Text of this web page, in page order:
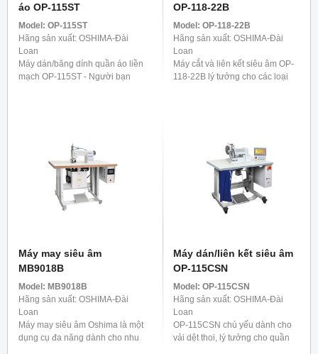
áo OP-115ST
Model: OP-115ST
Hãng sản xuất: OSHIMA-Đài
Loan
Máy dán/băng dính quần áo liền
mạch OP-115ST - Người bạn
OP-118-22B
Model: OP-118-22B
Hãng sản xuất: OSHIMA-Đài
Loan
Máy cắt và liên kết siêu âm OP-
118-22B lý tưởng cho các loại
Máy may siêu âm
MB9018B
Model: MB9018B
Hãng sản xuất: OSHIMA-Đài
Loan
Máy may siêu âm Oshima là một
dụng cụ đa năng dành cho nhu
Máy dán/liên kết siêu âm
OP-115CSN
Model: OP-115CSN
Hãng sản xuất: OSHIMA-Đài
Loan
OP-115CSN chủ yếu dành cho
vải dệt thoi, lý tưởng cho quần